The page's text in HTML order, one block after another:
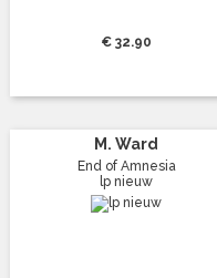
€ 32.90
M. Ward
End of Amnesia
lp nieuw